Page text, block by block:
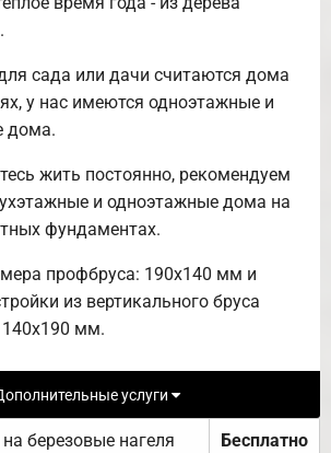
сада или дачи считаются дома
у нас имеются одноэтажные и
дома.
жить постоянно, рекомендуем
и одноэтажные дома на
фундаментах.
профбруса: 190х140 мм и
из вертикального бруса
140х190 мм.
услуги
березовые нагеля Бесплатно